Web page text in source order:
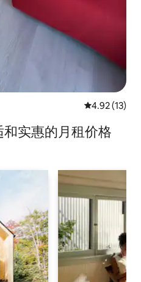
平均评分
4.92 (13)
实惠的月租价格